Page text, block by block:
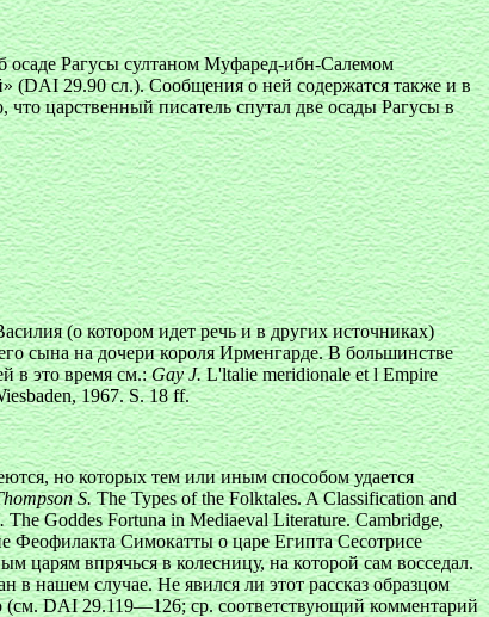
осаде Рагусы султаном Муфаред-ибн-Салемом
(DAI 29.90 сл.). Сообщения о ней содержатся также и в
царственный писатель спутал две осады Рагусы в
(о котором идет речь и в других источниках)
сына на дочери короля Ирменгарде. В большинстве
в это время см.:Gay J.L'ltalie meridionale et l Empire
1967. S. 18 ff.
но которых тем или иным способом удается
S.The Types of the Folktales. A Classification and
The Goddes Fortuna in Mediaeval Literature. Cambridge,
Феофилакта Симокатты о царе Египта Сесотрисе
впрячься в колесницу, на которой сам восседал.
в нашем случае. Не явился ли этот рассказ образцом
(см. DAI 29.119—126; ср. соответствующий комментарий